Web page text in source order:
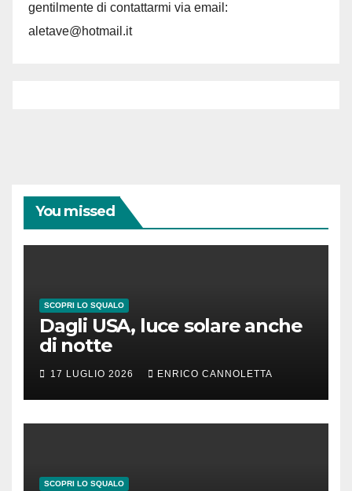
gentilmente di contattarmi via email:
aletave@hotmail.it
You missed
SCOPRI LO SQUALO
Dagli USA, luce solare anche
di notte
17 LUGLIO 2026 ENRICO CANNOLETTA
SCOPRI LO SQUALO